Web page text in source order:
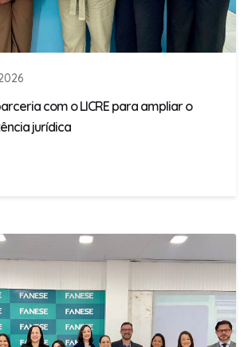
com o LICRE para ampliar o
jurídica